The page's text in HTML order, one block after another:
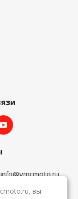
info@vmcmoto.ru
вы